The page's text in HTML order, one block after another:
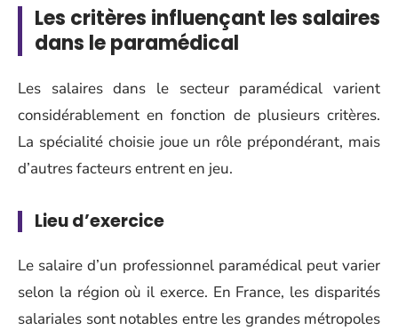
Les critères influençant les salaires
dans le paramédical
Les salaires dans le secteur paramédical varient
considérablement en fonction de plusieurs critères.
La spécialité choisie joue un rôle prépondérant, mais
d’autres facteurs entrent en jeu.
Lieu d’exercice
Le salaire d’un professionnel paramédical peut varier
selon la région où il exerce. En France, les disparités
salariales sont notables entre les grandes métropoles